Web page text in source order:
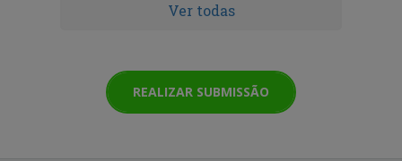
Ver todas
REALIZAR SUBMISSÃO